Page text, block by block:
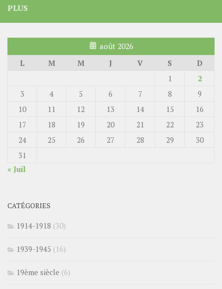
PLUS
août 2026
L
M M J V S
D
1
2
3
4 5 6 7 8
9
10
11 12 13 14 15
16
17
18 19 20 21 22
23
24
25 26 27 28 29
30
31
« Juil
CATÉGORIES
1914-1918 (30)
1939-1945 (16)
19ème siècle (6)